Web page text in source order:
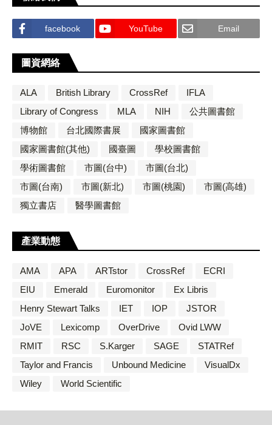
facebook YouTube Email
圖資網絡
ALA British Library CrossRef
IFLA
Library of Congress
MLA NIH
公共圖書館
博物館
台北國際書展
國家圖書館
國家圖書館(其他)
國臺圖
學校圖書館
學術圖書館
市圖(台中)
市圖(台北)
市圖(台南)
市圖(新北) 市圖(桃園)
市圖(高雄)
獨立書店
醫學圖書館
產業動態
AMA APA ARTstor CrossRef
ECRI
EIU
Emerald Euromonitor
Ex Libris
Henry Stewart Talks
IET IOP
JSTOR
JoVE
Lexicomp OverDrive
Ovid LWW
RMIT
RSC S.Karger SAGE
STATRef
Taylor and Francis
Unbound Medicine
VisualDx
Wiley
World Scientific